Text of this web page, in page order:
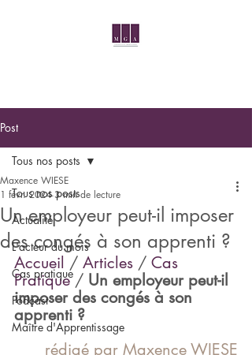
Post
Tous nos posts
Actualité
L'acteur du mois
Cas pratique
Podcast
Maître d'Apprentissage
Tous nos posts
Un employeur peut-il imposer
des congés à son apprenti ?
Maxence WIESE
1 févr. 2024 3 min de lecture
Accueil / Articles / Cas
Pratique / Un employeur peut-il
imposer des congés à son
apprenti ?
rédigé par Maxence WIESE